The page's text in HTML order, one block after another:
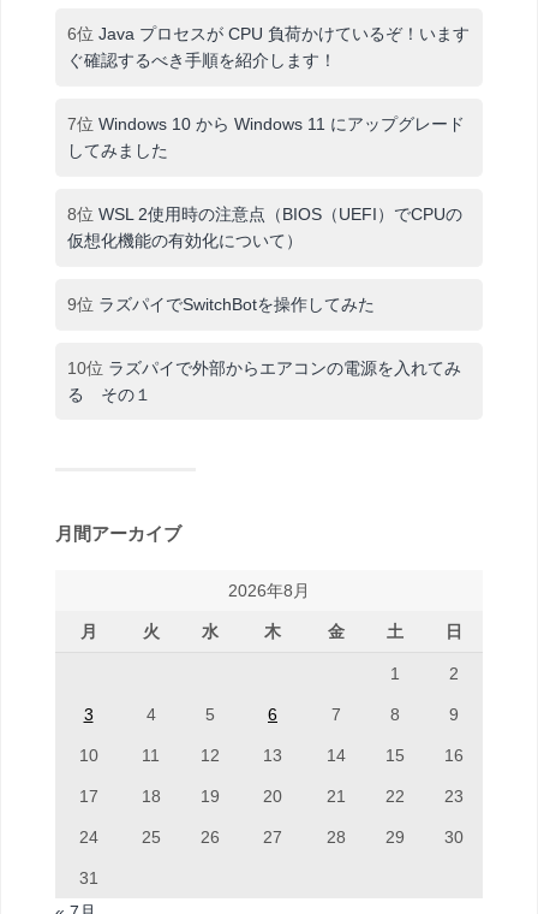
6位 Java プロセスが CPU 負荷かけているぞ！います
ぐ確認するべき手順を紹介します！
7位 Windows 10 から Windows 11 にアップグレード
してみました
8位 WSL 2使用時の注意点（BIOS（UEFI）でCPUの
仮想化機能の有効化について）
9位 ラズパイでSwitchBotを操作してみた
10位 ラズパイで外部からエアコンの電源を入れてみ
る その１
月間アーカイブ
2026年8月
月 火 水 木 金 土 日
1 2
3 4 5 6 7 8 9
10 11 12 13 14 15 16
17 18 19 20 21 22 23
24 25 26 27 28 29 30
31